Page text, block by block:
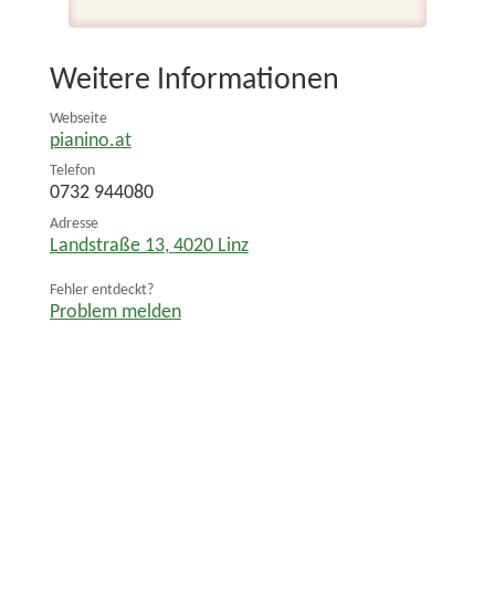
Weitere Informationen
Webseite
pianino.at
Telefon
0732 944080
Adresse
Landstraße 13, 4020 Linz
Fehler entdeckt?
Problem melden